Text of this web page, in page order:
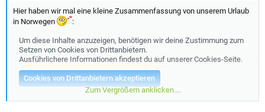
Hier haben wir mal eine kleine Zusammenfassung von unserem Urlaub
in Norwegen
:
Um diese Inhalte anzuzeigen, benötigen wir deine Zustimmung zum
Setzen von Cookies von Drittanbietern.
Ausführlichere Informationen findest du auf unsererCookies-Seite.
Cookies von Drittanbietern akzeptieren
Zum Vergrößern anklicken....